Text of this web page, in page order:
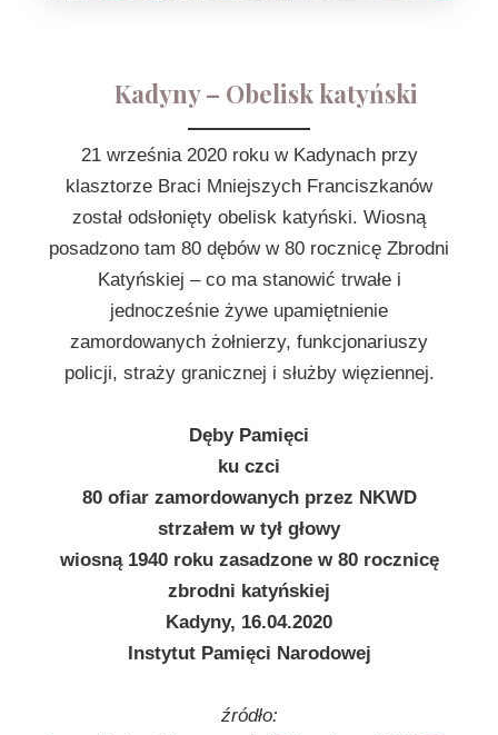
Kadyny – Obelisk katyński
21 września 2020 roku w Kadynach przy
klasztorze Braci Mniejszych Franciszkanów
został odsłonięty obelisk katyński. Wiosną
posadzono tam 80 dębów w 80 rocznicę Zbrodni
Katyńskiej – co ma stanowić trwałe i
jednocześnie żywe upamiętnienie
zamordowanych żołnierzy, funkcjonariuszy
policji, straży granicznej i służby więziennej.
Dęby Pamięci
ku czci
80 ofiar zamordowanych przez NKWD
strzałem w tył głowy
wiosną 1940 roku zasadzone w 80 rocznicę
zbrodni katyńskiej
Kadyny, 16.04.2020
Instytut Pamięci Narodowej
źródło: